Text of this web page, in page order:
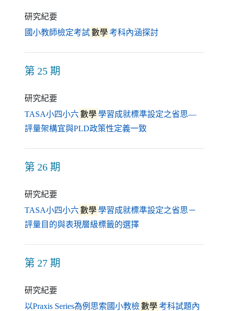
研究紀要
國小教師檢定考試數學考科內涵探討（另開新視窗）
第 25 期
研究紀要
TASA小四小六數學學習成就標準設定之省思―
評量架構宜與PLD政策性定義一致
第 26 期
研究紀要
TASA小四小六數學學習成就標準設定之省思－
評量目的與表現層級標籤的選擇
第 27 期
研究紀要
以Praxis Series為例思索國小教檢數學考科試題內